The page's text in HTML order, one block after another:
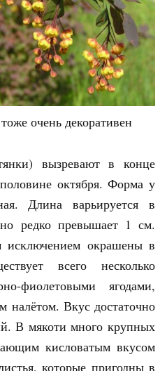
очень декоративен
вызревают в конце
октября. Форма у
Длина варьируется в
редко превышает 1 см.
исключением окрашены в
всего несколько
фиолетовыми ягодами,
налётом. Вкус достаточно
В мякоти много крупных
кисловатым вкусом
которые пригодны в